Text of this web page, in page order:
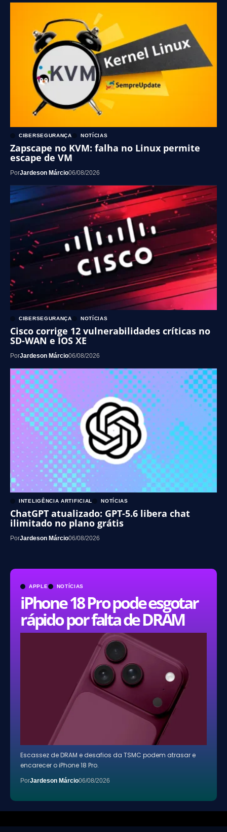
APPLE NOTÍCIAS
iPhone 18 Pro pode esgotar
rápido por falta de DRAM
Escassez de DRAM e desafios da TSMC podem atrasar e
encarecer o iPhone 18 Pro.
PorJardeson Márcio06/08/2026
CIBERSEGURANÇA NOTÍCIAS
Zapscape no KVM: falha no Linux permite
escape de VM
PorJardeson Márcio06/08/2026
CIBERSEGURANÇA NOTÍCIAS
Cisco corrige 12 vulnerabilidades críticas no
SD-WAN e IOS XE
PorJardeson Márcio06/08/2026
INTELIGÊNCIA ARTIFICIAL NOTÍCIAS
ChatGPT atualizado: GPT-5.6 libera chat
ilimitado no plano grátis
PorJardeson Márcio06/08/2026